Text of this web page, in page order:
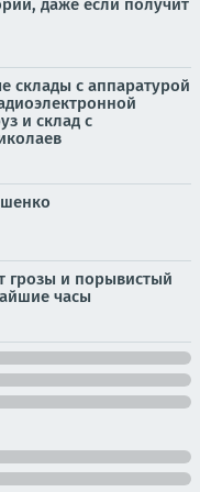
даже если получит
склады с аппаратурой
и склад с
грозы и порывистый
часы